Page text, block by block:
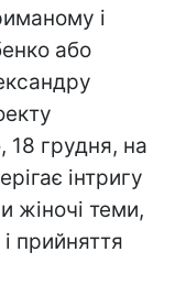
і
або
грудня, на
інтригу
жіночі теми,
прийняття